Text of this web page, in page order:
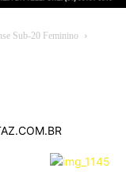
Sub-20 Feminino